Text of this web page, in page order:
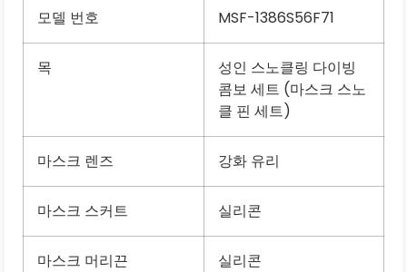
모델 번호 MSF-1386S56F71
목
성인 스노클링 다이빙
콤보 세트 (마스크 스노
클 핀 세트)
마스크 렌즈 강화 유리
마스크 스커트 실리콘
마스크 머리끈 실리콘